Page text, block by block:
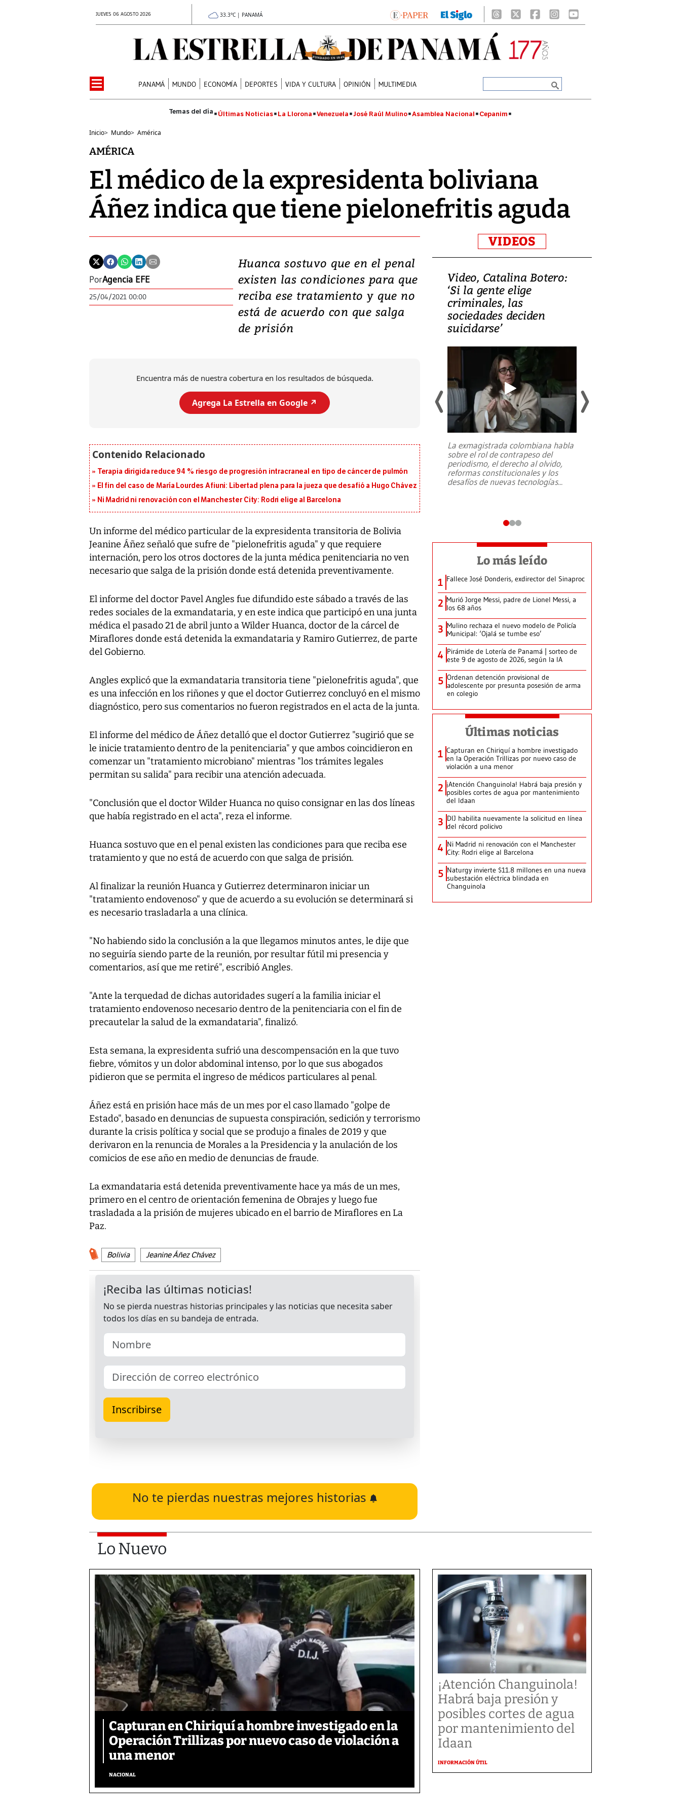
JUEVES 06 AGOSTO 2026 33.3°C | PANAMÁ
PANAMÁ MUNDO ECONOMÍA DEPORTES VIDA Y CULTURA OPINIÓN MULTIMEDIA
Últimas Noticias La Llorona Venezuela José Raúl Mulino Asamblea Nacional Cepanim
Inicio> Mundo> América
AMÉRICA
El médico de la expresidenta boliviana
Áñez indica que tiene pielonefritis aguda
PorAgencia EFE
25/04/2021 00:00
Huanca sostuvo que en el penal
existen las condiciones para que
reciba ese tratamiento y que no
está de acuerdo con que salga
de prisión
Encuentra más de nuestra cobertura en los resultados de búsqueda.
Agrega La Estrella en Google ↗️
Terapia dirigida reduce 94 % riesgo de progresión intracraneal en tipo de cáncer de pulmón
El fin del caso de María Lourdes Afiuni: Libertad plena para la jueza que desafió a Hugo Chávez
Ni Madrid ni renovación con el Manchester City: Rodri elige al Barcelona
Un informe del médico particular de la expresidenta transitoria de Bolivia
Jeanine Áñez señaló que sufre de "pielonefritis aguda" y que requiere
internación, pero los otros doctores de la junta médica penitenciaria no ven
necesario que salga de la prisión donde está detenida preventivamente.
El informe del doctor Pavel Angles fue difundido este sábado a través de las
redes sociales de la exmandataria, y en este indica que participó en una junta
médica el pasado 21 de abril junto a Wilder Huanca, doctor de la cárcel de
Miraflores donde está detenida la exmandataria y Ramiro Gutierrez, de parte
del Gobierno.
Angles explicó que la exmandataria transitoria tiene "pielonefritis aguda", que
es una infección en los riñones y que el doctor Gutierrez concluyó en el mismo
diagnóstico, pero sus comentarios no fueron registrados en el acta de la junta.
El informe del médico de Áñez detalló que el doctor Gutierrez "sugirió que se
le inicie tratamiento dentro de la penitenciaria" y que ambos coincidieron en
comenzar un "tratamiento microbiano" mientras "los trámites legales
permitan su salida" para recibir una atención adecuada.
"Conclusión que el doctor Wilder Huanca no quiso consignar en las dos líneas
que había registrado en el acta", reza el informe.
Huanca sostuvo que en el penal existen las condiciones para que reciba ese
tratamiento y que no está de acuerdo con que salga de prisión.
Al finalizar la reunión Huanca y Gutierrez determinaron iniciar un
"tratamiento endovenoso" y que de acuerdo a su evolución se determinará si
es necesario trasladarla a una clínica.
"No habiendo sido la conclusión a la que llegamos minutos antes, le dije que
no seguiría siendo parte de la reunión, por resultar fútil mi presencia y
comentarios, así que me retiré", escribió Angles.
"Ante la terquedad de dichas autoridades sugerí a la familia iniciar el
tratamiento endovenoso necesario dentro de la penitenciaria con el fin de
precautelar la salud de la exmandataria", finalizó.
Esta semana, la expresidenta sufrió una descompensación en la que tuvo
fiebre, vómitos y un dolor abdominal intenso, por lo que sus abogados
pidieron que se permita el ingreso de médicos particulares al penal.
Áñez está en prisión hace más de un mes por el caso llamado "golpe de
Estado", basado en denuncias de supuesta conspiración, sedición y terrorismo
durante la crisis política y social que se produjo a finales de 2019 y que
derivaron en la renuncia de Morales a la Presidencia y la anulación de los
comicios de ese año en medio de denuncias de fraude.
La exmandataria está detenida preventivamente hace ya más de un mes,
primero en el centro de orientación femenina de Obrajes y luego fue
trasladada a la prisión de mujeres ubicado en el barrio de Miraflores en La
Paz.
Bolivia Jeanine Áñez Chávez
No te pierdas nuestras mejores historias
VIDEOS
Video, Japón: Terremoto
deja heridos y graves
daños en Kumamoto
al sur de Japón, provocando una
Video, Catalina Botero:
‘Si la gente elige
criminales, las
sociedades deciden
suicidarse’
La exmagistrada colombiana habla
sobre el rol de contrapeso del
periodismo, el derecho al olvido,
reformas constitucionales y los
desafíos de nuevas tecnologías...
Lo más leído
1 Fallece José Donderis, exdirector del Sinaproc
2 Murió Jorge Messi, padre de Lionel Messi, a
los 68 años
3 Mulino rechaza el nuevo modelo de Policía
Municipal: ‘Ojalá se tumbe eso’
4 Pirámide de Lotería de Panamá | sorteo de
este 9 de agosto de 2026, según la IA
5 Ordenan detención provisional de
adolescente por presunta posesión de arma
en colegio
Últimas noticias
1 Capturan en Chiriquí a hombre investigado
en la Operación Trillizas por nuevo caso de
violación a una menor
2 ¡Atención Changuinola! Habrá baja presión y
posibles cortes de agua por mantenimiento
del Idaan
3 DIJ habilita nuevamente la solicitud en línea
del récord policivo
4 Ni Madrid ni renovación con el Manchester
City: Rodri elige al Barcelona
5 Naturgy invierte $11.8 millones en una nueva
subestación eléctrica blindada en
Changuinola
Lo Nuevo
Capturan en Chiriquí a hombre investigado en la
Operación Trillizas por nuevo caso de violación a
una menor
NACIONAL
¡Atención Changuinola!
Habrá baja presión y
posibles cortes de agua
por mantenimiento del
Idaan
INFORMACIÓN ÚTIL